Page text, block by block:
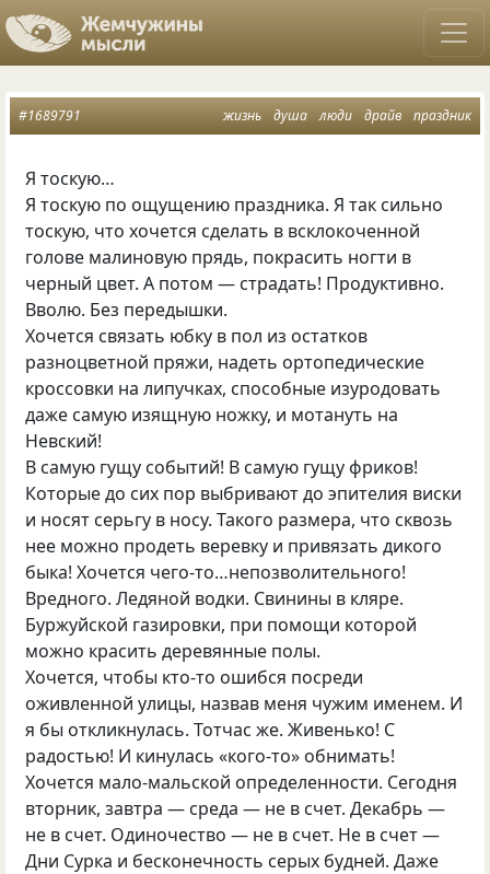
жизнь душа люди драйв праздник
#1689791
Я тоскую…
Я тоскую по ощущению праздника. Я так сильно
тоскую, что хочется сделать в всклокоченной
голове малиновую прядь, покрасить ногти в
черный цвет. А потом — страдать! Продуктивно.
Вволю. Без передышки.
Хочется связать юбку в пол из остатков
разноцветной пряжи, надеть ортопедические
кроссовки на липучках, способные изуродовать
даже самую изящную ножку, и мотануть на
Невский!
В самую гущу событий! В самую гущу фриков!
Которые до сих пор выбривают до эпителия виски
и носят серьгу в носу. Такого размера, что сквозь
нее можно продеть веревку и привязать дикого
быка! Хочется чего-то…непозволительного!
Вредного. Ледяной водки. Свинины в кляре.
Буржуйской газировки, при помощи которой
можно красить деревянные полы.
Хочется, чтобы кто-то ошибся посреди
оживленной улицы, назвав меня чужим именем. И
я бы откликнулась. Тотчас же. Живенько! С
радостью! И кинулась «кого-то» обнимать!
Хочется мало-мальской определенности. Сегодня
вторник, завтра — среда — не в счет. Декабрь —
не в счет. Одиночество — не в счет. Не в счет —
Дни Сурка и бесконечность серых будней. Даже